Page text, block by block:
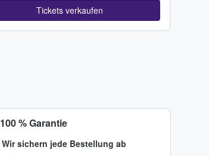
Tickets verkaufen
100 % Garantie
Wir sichern jede Bestellung ab